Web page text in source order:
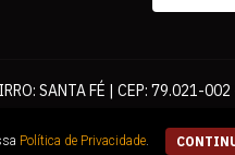
SANTA FÉ | CEP: 79.021-002
Política de Privacidade